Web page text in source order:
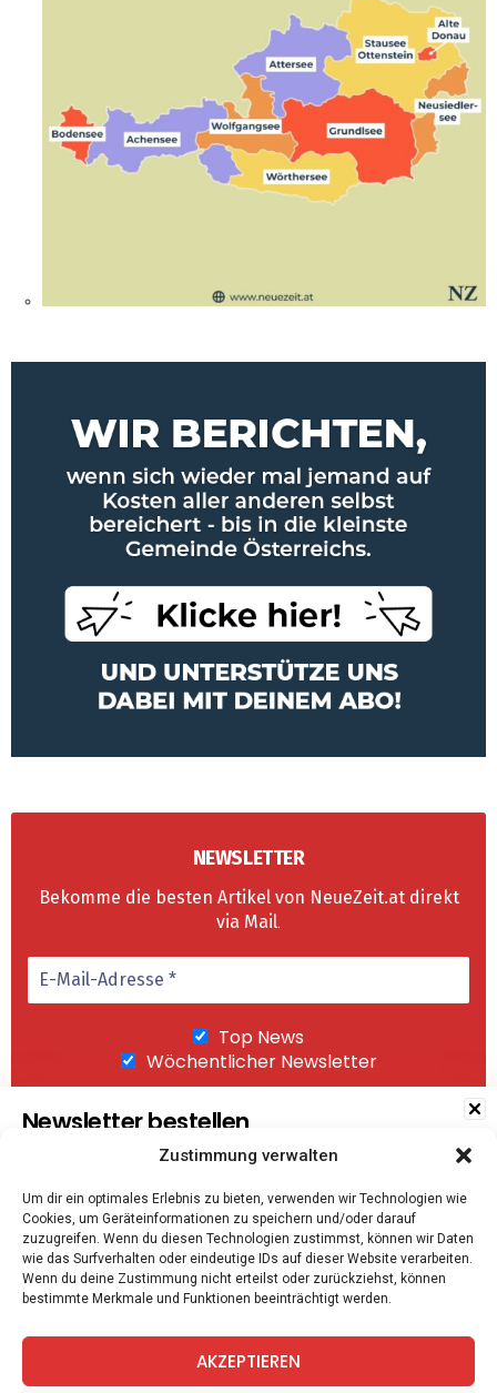
Zustimmung verwalten
Um dir ein optimales Erlebnis zu bieten, verwenden wir Technologien wie
Cookies, um Geräteinformationen zu speichern und/oder darauf
zuzugreifen. Wenn du diesen Technologien zustimmst, können wir Daten
wie das Surfverhalten oder eindeutige IDs auf dieser Website verarbeiten.
Wenn du deine Zustimmung nicht erteilst oder zurückziehst, können
bestimmte Merkmale und Funktionen beeinträchtigt werden.
AKZEPTIEREN
Newsletter bestellen
Top News
Wöchentlicher Newsletter
Mit dem Klick auf "Abonnieren" bestätigen Sie dieDatenschutzrichtlinien.
NEWSLETTER
Bekomme die besten Artikel von NeueZeit.at direkt
via Mail.
Top News
Wöchentlicher Newsletter
"Abonnieren" akzeptierst Du unsere
Datenschutzerklärung.